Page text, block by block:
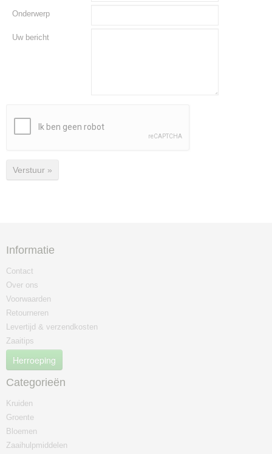
Onderwerp
Uw bericht
Verstuur »
Informatie
Contact
Over ons
Voorwaarden
Retourneren
Levertijd & verzendkosten
Zaaitips
Herroeping
Categorieën
Kruiden
Groente
Bloemen
Zaaihulpmiddelen